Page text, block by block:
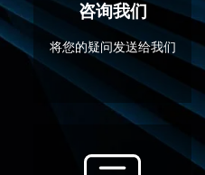
咨询我们
将您的疑问发送给我们